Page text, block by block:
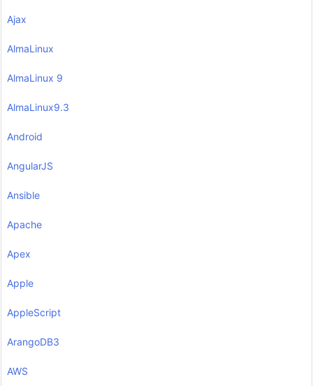
Ajax
AlmaLinux
AlmaLinux 9
AlmaLinux9.3
Android
AngularJS
Ansible
Apache
Apex
Apple
AppleScript
ArangoDB3
AWS